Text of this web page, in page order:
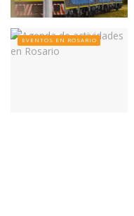
EVENTOS EN ROSARIO